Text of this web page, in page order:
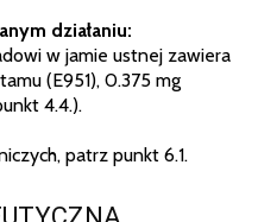
działaniu:
w jamie ustnej zawiera
(E951), 0.375 mg
4.4.).
patrz punkt 6.1.